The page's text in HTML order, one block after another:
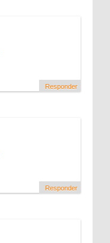
Responder
Responder